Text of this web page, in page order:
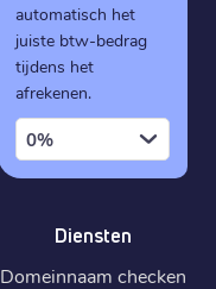
automatisch het
juiste btw-bedrag
tijdens het
afrekenen.
0%
Diensten
Domeinnaam checken